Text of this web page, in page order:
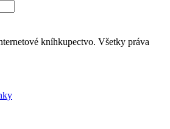
kníhkupectvo. Všetky práva